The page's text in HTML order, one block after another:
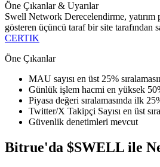
Bilgi
Ticaret bilgileri vb. dahil olmak
Öne Çıkanlar & Uyarılar
Swell Network Derecelendirme,
gösteren üçüncü taraf bir site tarafından
CERTIK
Öne Çıkanlar
MAU sayısı en üst 25%
Günlük işlem hacmi en yüksek
Piyasa değeri sıralamasında ilk
Twitter/X Takipçi Sayısı en üst
Güvenlik denetimleri mevcut
Bitrue'da $SWELL ile